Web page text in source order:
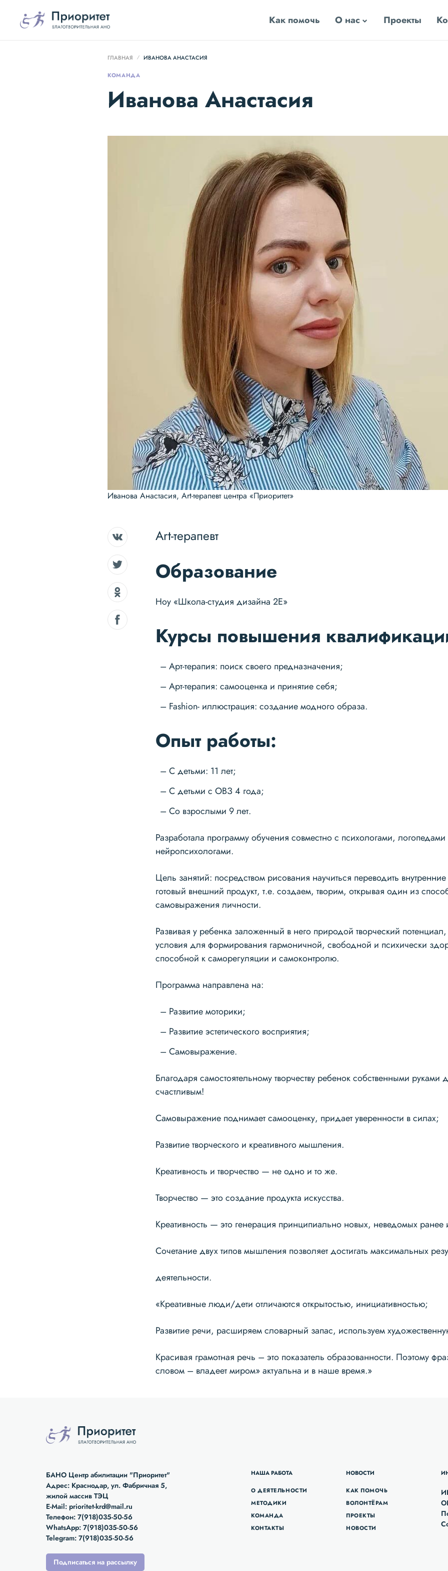
Как помочь О нас Проекты
ГЛАВНАЯ ИВАНОВА АНАСТАСИЯ
КОМАНДА
Иванова Анастасия
Иванова Анастасия, Art-терапевт центра «Приоритет»
Art-терапевт
Образование
Ноу «Школа-студия дизайна 2Е»
Курсы повышения
Арт-терапия: поиск своего предназначения;
Арт-терапия: самооценка и принятие себя;
Fashion- иллюстрация: создание модного образа.
Опыт работы:
С детьми: 11 лет;
С детьми с ОВЗ 4 года;
Со взрослыми 9 лет.
Разработала программу обучения совместно с психологами,
нейропсихологами.
Цель занятий: посредством рисования научиться переводить
готовый внешний продукт, т.е. создаем, творим, открывая один из
самовыражения личности.
Развивая у ребенка заложенный в него природой творческий
условия для формирования гармоничной, свободной и психически
способной к саморегуляции и самоконтролю.
Программа направлена на:
Развитие моторики;
Развитие эстетического восприятия;
Самовыражение.
Благодаря самостоятельному творчеству ребенок собственными руками
счастливым!
Самовыражение поднимает самооценку, придает уверенности в силах;
Развитие творческого и креативного мышления.
Креативность и творчество — не одно и то же.
Творчество — это создание продукта искусства.
Креативность — это генерация принципиально новых, неведомых ранее
Сочетание двух типов мышления позволяет достигать максимальных
деятельности.
«Креативные люди/дети отличаются открытостью, инициативностью;
Развитие речи, расширяем словарный запас, используем
Красивая грамотная речь – это показатель образованности. Поэтому
словом – владеет миром» актуальна и в наше время.»
БАНО Центр абилитации "Приоритет"
Адрес: Краснодар, ул. Фабричная 5,
жилой массив ТЭЦ
E-Mail: prioritet-krd@mail.ru
Телефон: 7(918)035-50-56
WhatsApp: 7(918)035-50-56
Telegram: 7(918)035-50-56
Подписаться на рассылку
НАША РАБОТА
О ДЕЯТЕЛЬНОСТИ
МЕТОДИКИ
КОМАНДА
КОНТАКТЫ
НОВОСТИ
КАК ПОМОЧЬ
ВОЛОНТЁРАМ
ПРОЕКТЫ
НОВОСТИ